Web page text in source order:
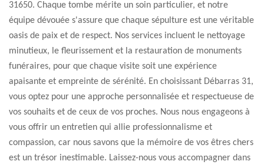
31650. Chaque tombe mérite un soin particulier, et notre
équipe dévouée s'assure que chaque sépulture est une véritable
oasis de paix et de respect. Nos services incluent le nettoyage
minutieux, le fleurissement et la restauration de monuments
funéraires, pour que chaque visite soit une expérience
apaisante et empreinte de sérénité. En choisissant Débarras 31,
vous optez pour une approche personnalisée et respectueuse de
vos souhaits et de ceux de vos proches. Nous nous engageons à
vous offrir un entretien qui allie professionnalisme et
compassion, car nous savons que la mémoire de vos êtres chers
est un trésor inestimable. Laissez-nous vous accompagner dans